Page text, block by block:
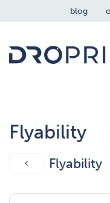
OVERSLAAN NAARblog
Flyability
Flyability